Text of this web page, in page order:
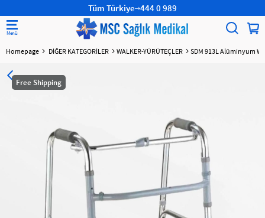
Tüm Türkiye 444 0 989
Homepage DİĞER KATEGORİLER WALKER-YÜRÜTEÇLER SDM 913L Alüminyum
Free Shipping